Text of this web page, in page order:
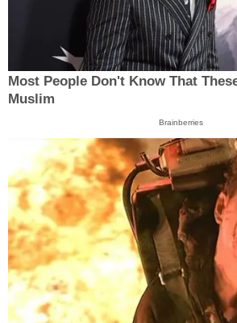
Most People Don't Know That
Muslim
Brainberries